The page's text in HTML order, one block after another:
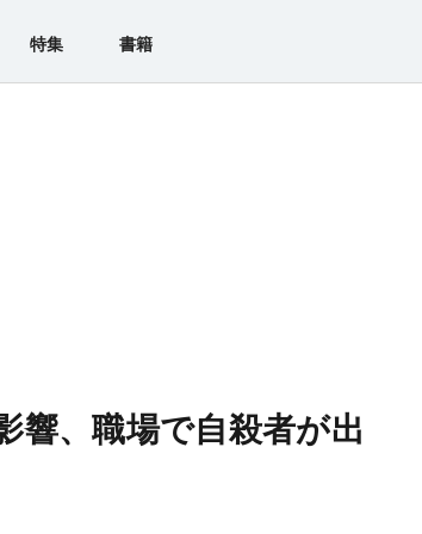
特集 書籍
響、職場で自殺者が出